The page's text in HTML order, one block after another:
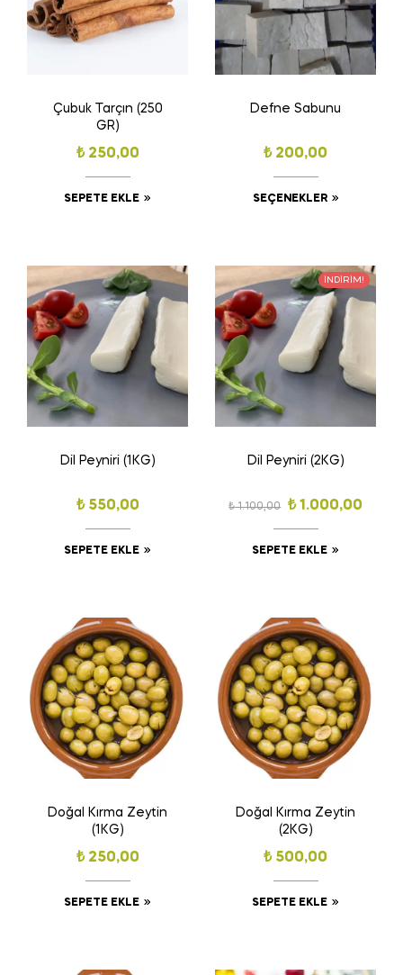
Çubuk Tarçın (250
GR)
₺250,00
SEPETE EKLE
Defne Sabunu
₺200,00
SEÇENEKLER
Dil Peyniri (1KG)
₺550,00
SEPETE EKLE
İNDIRIM!
Dil Peyniri (2KG)
₺1.100,00 ₺1.000,00
SEPETE EKLE
Doğal Kırma Zeytin
(1KG)
₺250,00
SEPETE EKLE
Doğal Kırma Zeytin
(2KG)
₺500,00
SEPETE EKLE